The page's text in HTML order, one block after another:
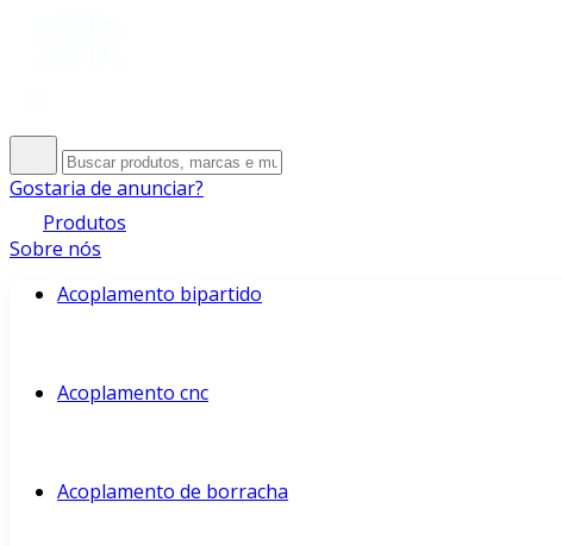
Gostaria de anunciar?
Produtos
Sobre nós
Acoplamento bipartido
Acoplamento cnc
Acoplamento de borracha